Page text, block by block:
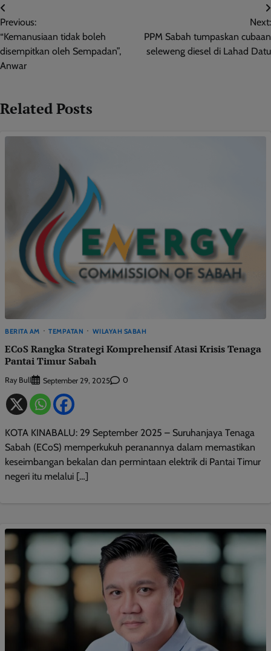
Post
navigation
Previous:
“Kemanusiaan tidak boleh
disempitkan oleh Sempadan”,
Anwar
Next:
PPM Sabah tumpaskan cubaan
seleweng diesel di Lahad Datu
Related Posts
BERITA AM TEMPATAN WILAYAH SABAH
ECoS Rangka Strategi Komprehensif Atasi Krisis Tenaga
Pantai Timur Sabah
Ray Bull September 29, 2025 0
KOTA KINABALU: 29 September 2025 – Suruhanjaya Tenaga
Sabah (ECoS) memperkukuh peranannya dalam memastikan
keseimbangan bekalan dan permintaan elektrik di Pantai Timur
negeri itu melalui […]